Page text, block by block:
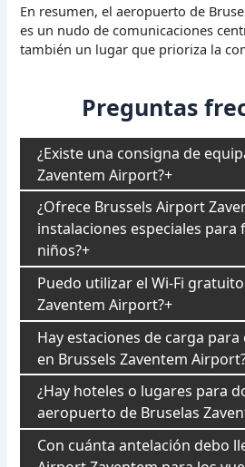
En resumen, el aeropuerto de
es un nudo de comunicaciones
también un lugar que prioriza la
Preguntas
¿Existe una consigna de
Zaventem Airport?
¿Ofrece Brussels Airport
instalaciones especiales para
niños?
Puedo utilizar el Wi-Fi
Zaventem Airport?
Hay estaciones de carga
en Brussels Zaventem
¿Hay hoteles o lugares para
aeropuerto de Bruselas
Con cuánta antelación debo